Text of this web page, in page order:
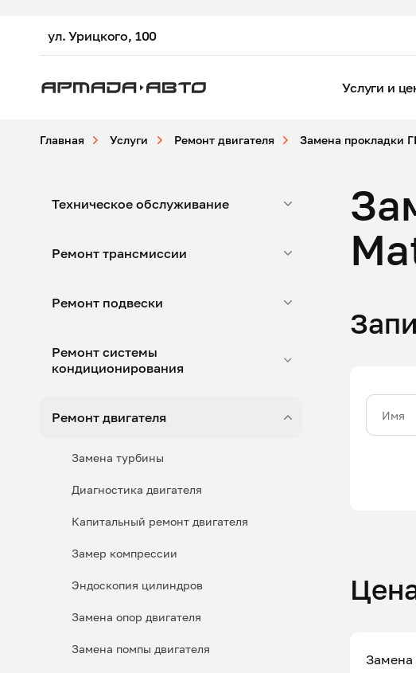
ул. Урицкого, 100
Услуги и
Главная Услуги Ремонт двигателя Замена прокладки
Техническое обслуживание
Ремонт трансмиссии
Ремонт подвески
Ремонт системы
кондиционирования
Ремонт двигателя
Замена турбины
Диагностика двигателя
Капитальный ремонт двигателя
Замер компрессии
Эндоскопия цилиндров
Замена опор двигателя
Замена помпы двигателя
Имя